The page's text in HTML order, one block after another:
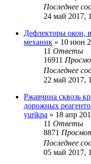
Последнее
24 май 2017,
Дефлекторы окон,
механик » 10 июн
11 Ответы
16911
Последнее
22 май 2017,
Ржавчина сквозь
дорожных
yurikpa » 18 апр
11 Ответы
8871
Последнее
05 май 2017,